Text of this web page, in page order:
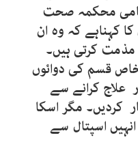
محکمہ صحت
کا کہناہے کہ وہ ان
کرتی ہیں۔
قسم کی دوائوں
علاج کرانے سے
کردیں۔ مگر اسکا
اسپتال سے